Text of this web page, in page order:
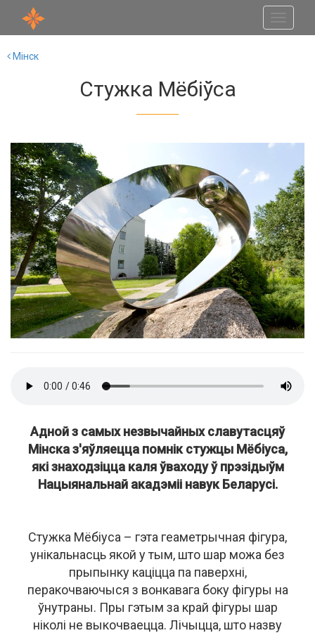
Мінск
Стужка Мёбіўса
Адной з самых незвычайных славутасцяў
Мінска з'яўляецца помнік стужцы Мёбіуса,
які знаходзіцца каля ўваходу ў прэзідыўм
Нацыянальнай акадэміі навук Беларусі.
Стужка Мёбіуса – гэта геаметрычная фігура,
унікальнасць якой у тым, што шар можа без
прыпынку каціцца па паверхні,
перакочваючыся з вонкавага боку фігуры на
ўнутраны. Пры гэтым за край фігуры шар
ніколі не выкочваецца. Лічыцца, што назву